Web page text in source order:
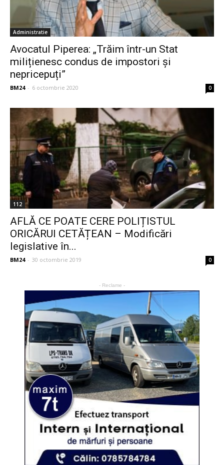
Administratie
Avocatul Piperea: „Trăim într-un Stat
milițienesc condus de impostori și
nepricepuți”
BM24 - 6 octombrie 2020 0
112
AFLĂ CE POATE CERE POLIȚISTUL
ORICĂRUI CETĂȚEAN – Modificări
legislative în...
BM24 - 30 octombrie 2019 0
- Reclame -